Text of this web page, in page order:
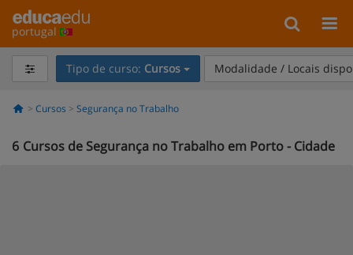
portugal
Tipo de curso: Cursos Modalidade / Locais
Cursos Segurança no Trabalho
6 Cursos de Segurança no Trabalho em Porto - Cidade